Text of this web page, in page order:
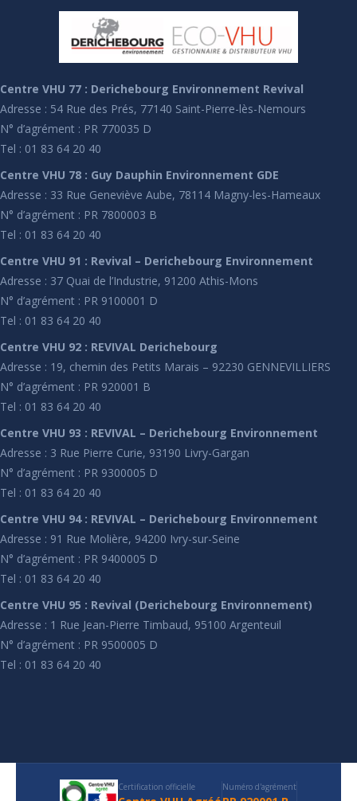
Centre VHU 77 : Derichebourg Environnement Revival
Adresse : 54 Rue des Prés, 77140 Saint-Pierre-lès-Nemours
N° d’agrément : PR 770035 D
Tel : 01 83 64 20 40
Centre VHU 78 : Guy Dauphin Environnement GDE
Adresse : 33 Rue Geneviève Aube, 78114 Magny-les-Hameaux
N° d’agrément : PR 7800003 B
Tel : 01 83 64 20 40
Centre VHU 91 : Revival – Derichebourg Environnement
Adresse : 37 Quai de l’Industrie, 91200 Athis-Mons
N° d’agrément : PR 9100001 D
Tel : 01 83 64 20 40
Centre VHU 92 : REVIVAL Derichebourg
Adresse : 19, chemin des Petits Marais – 92230 GENNEVILLIERS
N° d’agrément : PR 920001 B
Tel : 01 83 64 20 40
Centre VHU 93 : REVIVAL – Derichebourg Environnement
Adresse : 3 Rue Pierre Curie, 93190 Livry-Gargan
N° d’agrément : PR 9300005 D
Tel : 01 83 64 20 40
Centre VHU 94 : REVIVAL – Derichebourg Environnement
Adresse : 91 Rue Molière, 94200 Ivry-sur-Seine
N° d’agrément : PR 9400005 D
Tel : 01 83 64 20 40
Centre VHU 95 : Revival (Derichebourg Environnement)
Adresse : 1 Rue Jean-Pierre Timbaud, 95100 Argenteuil
N° d’agrément : PR 9500005 D
Tel : 01 83 64 20 40
Certification officielle Numéro d'agrément